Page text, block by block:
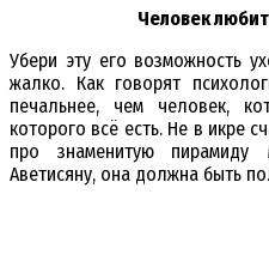
Человек
Убери эту его возможность
жалко. Как говорят
печальнее, чем человек,
которого всё есть. Не в икре
про знаменитую
Аветисяну, она должна быть